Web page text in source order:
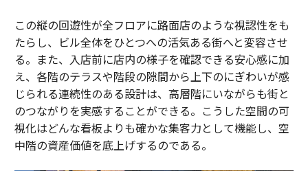
この縦の回遊性が全フロアに路面店のような視認性をも
たらし、ビル全体をひとつへの活気ある街へと変容させ
る。また、入店前に店内の様子を確認できる安心感に加
え、各階のテラスや階段の隙間から上下のにぎわいが感
じられる連続性のある設計は、高層階にいながらも街と
のつながりを実感することができる。こうした空間の可
視化はどんな看板よりも確かな集客力として機能し、空
中階の資産価値を底上げするのである。